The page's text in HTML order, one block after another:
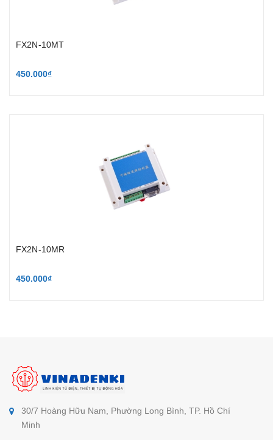
FX2N-10MT
450.000₫
FX2N-10MR
450.000₫
30/7 Hoàng Hữu Nam, Phường Long Bình, TP. Hồ Chí
Minh